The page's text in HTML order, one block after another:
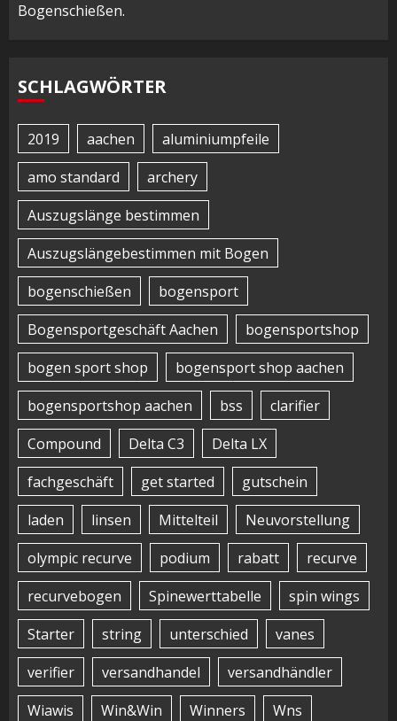
Bogenschießen.
SCHLAGWÖRTER
2019 aachen
aluminiumpfeile
amo standard
archery
Auszugslänge bestimmen
Auszugslängebestimmen mit Bogen
bogenschießen
bogensport
Bogensportgeschäft Aachen
bogensportshop
bogen sport shop
bogensport shop aachen
bogensportshop aachen
bss
clarifier
Compound
Delta C3
Delta LX
fachgeschäft
get started
gutschein
laden
linsen Mittelteil
Neuvorstellung
olympic recurve
podium rabatt
recurve
recurvebogen
Spinewerttabelle
spin wings
Starter
string unterschied
vanes
verifier
versandhandel
versandhändler
Wiawis
Win&Win Winners
Wns